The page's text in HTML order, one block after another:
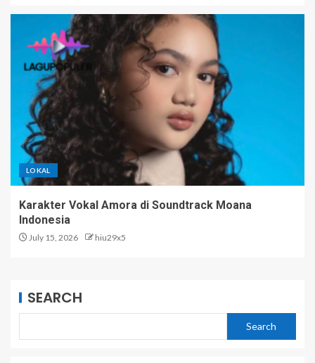
LOKAL
Karakter Vokal Amora di Soundtrack Moana
Indonesia
July 15, 2026 hiu29x5
SEARCH
Search